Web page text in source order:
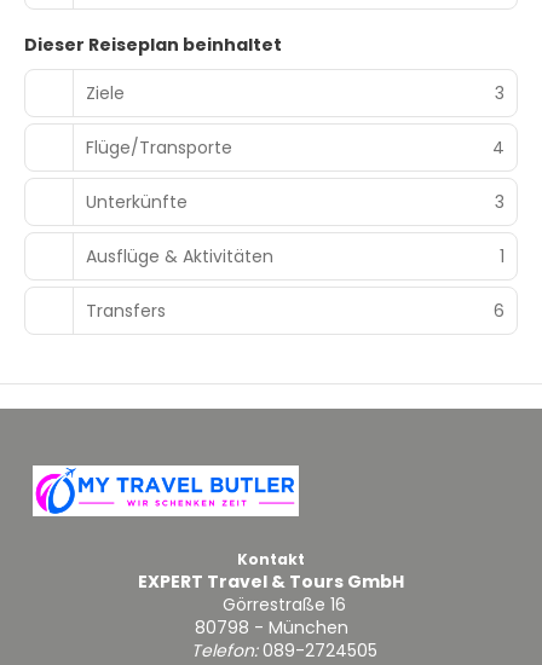
Dieser Reiseplan beinhaltet
Ziele
3
Flüge/Transporte 4
Unterkünfte 3
Ausflüge & Aktivitäten 1
Transfers 6
Kontakt
EXPERT Travel & Tours GmbH
Görrestraße 16
80798 - München
Telefon:089-2724505